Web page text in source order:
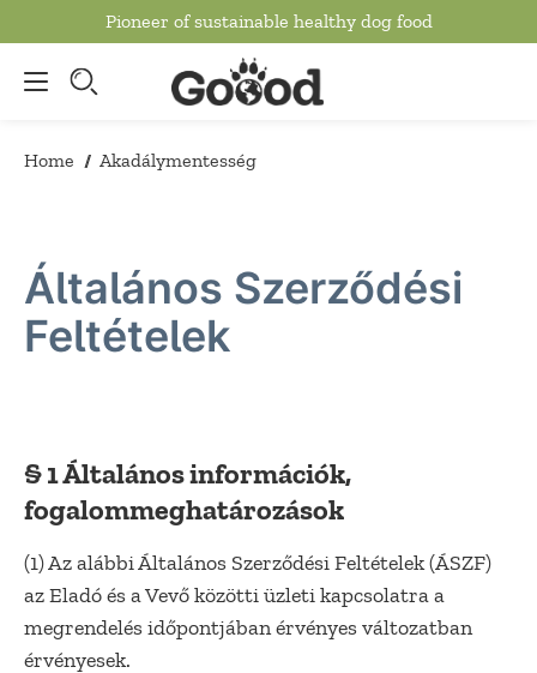
main contentPioneer of sustainable healthy dog food
Home / Akadálymentesség
Általános Szerződési
Feltételek
§ 1 Általános információk,
fogalommeghatározások
(1) Az alábbi Általános Szerződési Feltételek (ÁSZF)
az Eladó és a Vevő közötti üzleti kapcsolatra a
megrendelés időpontjában érvényes változatban
érvényesek.